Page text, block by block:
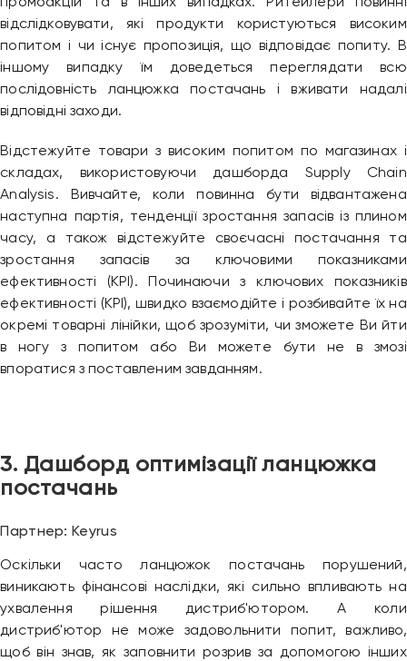
відслідковувати, які продукти користуються високим
попитом і чи існує пропозиція, що відповідає попиту. В
іншому випадку їм доведеться переглядати всю
послідовність ланцюжка постачань і вживати надалі
відповідні заходи.
Відстежуйте товари з високим попитом по магазинах і
складах, використовуючи дашборда Supply Chain
Analysis. Вивчайте, коли повинна бути відвантажена
наступна партія, тенденції зростання запасів із плином
часу, а також відстежуйте своєчасні постачання та
зростання запасів за ключовими показниками
ефективності (KPI). Починаючи з ключових показників
ефективності (KPI), швидко взаємодійте і розбивайте їх на
окремі товарні лінійки, щоб зрозуміти, чи зможете Ви йти
в ногу з попитом або Ви можете бути не в змозі
впоратися з поставленим завданням.
3. Дашборд оптимізації ланцюжка
постачань
Партнер: Keyrus
Оскільки часто ланцюжок постачань порушений,
виникають фінансові наслідки, які сильно впливають на
ухвалення рішення дистриб'ютором. А коли
дистриб'ютор не може задовольнити попит, важливо,
щоб він знав, як заповнити розрив за допомогою інших